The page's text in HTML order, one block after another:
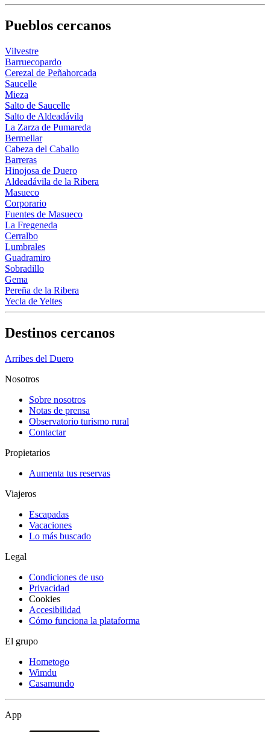
Pueblos cercanos
Vilvestre
Barruecopardo
Cerezal de Peñahorcada
Saucelle
Mieza
Salto de Saucelle
Salto de Aldeadávila
La Zarza de Pumareda
Bermellar
Cabeza del Caballo
Barreras
Hinojosa de Duero
Aldeadávila de la Ribera
Masueco
Corporario
Fuentes de Masueco
La Fregeneda
Cerralbo
Lumbrales
Guadramiro
Sobradillo
Gema
Pereña de la Ribera
Yecla de Yeltes
Destinos cercanos
Arribes del Duero
Nosotros
Sobre nosotros
Notas de prensa
Observatorio turismo rural
Contactar
Propietarios
Aumenta tus reservas
Viajeros
Escapadas
Vacaciones
Lo más buscado
Legal
Condiciones de uso
Privacidad
Cookies
Accesibilidad
Cómo funciona la plataforma
El grupo
Hometogo
Wimdu
Casamundo
App